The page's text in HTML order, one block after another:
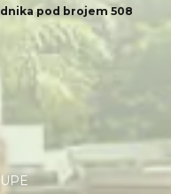
pod brojem 508